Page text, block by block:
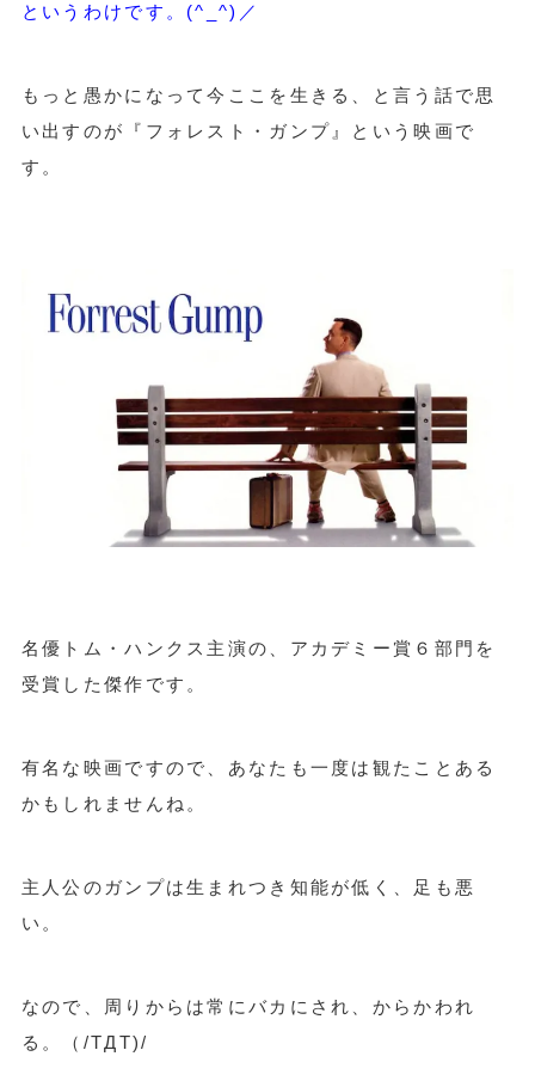
というわけです。(^_^)／
もっと愚かになって今ここを生きる、と言う話で思
い出すのが『フォレスト・ガンプ』という映画で
す。
名優トム・ハンクス主演の、アカデミー賞６部門を
受賞した傑作です。
有名な映画ですので、あなたも一度は観たことある
かもしれませんね。
主人公のガンプは生まれつき知能が低く、足も悪
い。
なので、周りからは常にバカにされ、からかわれ
る。（/TДT)/